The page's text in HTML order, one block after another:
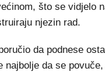
što se vidjelo
njezin rad.
da podnese
da se